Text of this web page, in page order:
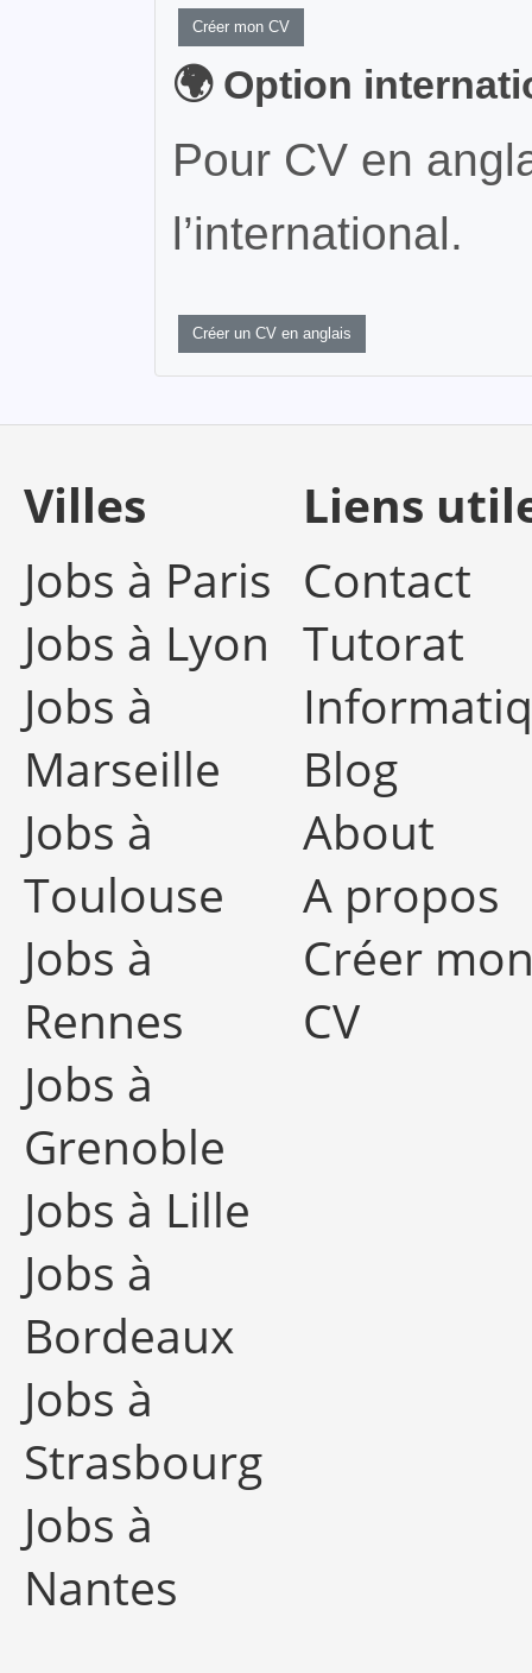
Créer mon CV
🌍 Option
Pour CV en
l’international.
Créer un CV en anglais
Villes
Jobs à Paris
Jobs à Lyon
Jobs à
Marseille
Jobs à
Toulouse
Jobs à
Rennes
Jobs à
Grenoble
Jobs à Lille
Jobs à
Bordeaux
Jobs à
Strasbourg
Jobs à
Nantes
Liens
Contact
Tutorat
Blog
About
A propos
Créer
CV